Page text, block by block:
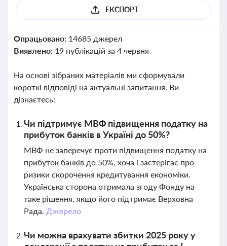
ЕКСПОРТ
Опрацьовано: 14685 джерел
Виявлено: 19 публікацій за 4 червня
На основі зібраних матеріалів ми сформували
короткі відповіді на актуальні запитання. Ви
дізнаєтесь:
Чи підтримує МВФ підвищення податку на
прибуток банків в Україні до 50%?
МВФ не заперечує проти підвищення податку на
прибуток банків до 50%, хоча і застерігає про
ризики скорочення кредитування економіки.
Українська сторона отримала згоду Фонду на
таке рішення, якщо його підтримає Верховна
Рада. Джерело
Чи можна врахувати збитки 2025 року у